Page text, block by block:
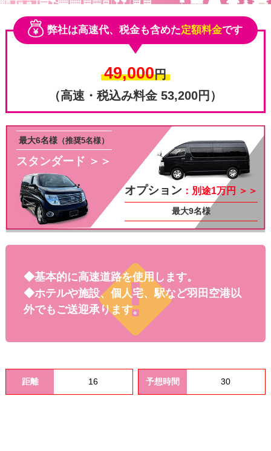
その他
料金
弊社は高速代、税金も含めた定額料金です
49,000円
（高速・税込み料金 53,200円）
スタンダード ＞＞
最大6名様 （推奨5名様）
オプション ：別途1万円 ＞＞
最大9名様
◆基本的に高速道路を使用します。
◆ホテルや施設、個人宅、駅など羽田空港以
外でもご送迎承ります。
距離 16 予想時間 30